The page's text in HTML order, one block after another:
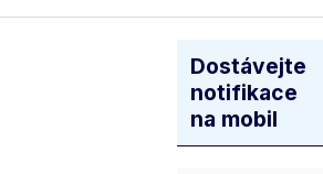
Dostávejte
notifikace
na mobil